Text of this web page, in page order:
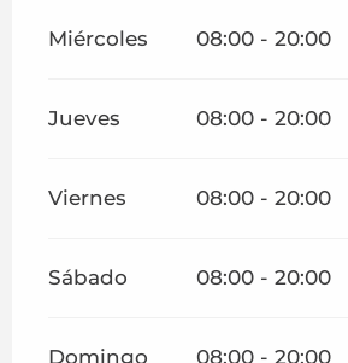
Miércoles 08:00 - 20:00
Jueves 08:00 - 20:00
Viernes 08:00 - 20:00
Sábado 08:00 - 20:00
Domingo 08:00 - 20:00